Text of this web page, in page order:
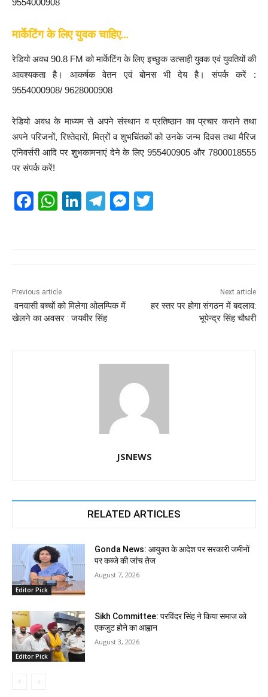
9554000908
मार्केटिंग के लिए युवक चाहिए…
रेडियो अवध 90.8 FM को मार्केटिंग के लिए इच्छुक उत्साही युवक एवं युवतियों की
आवश्यकता है। आकर्षक वेतन एवं बोनस भी देय है। संपर्क करें :
9554000908/ 9628000908
रेडियो अवध के माध्यम से अपने संस्थान व प्रतिष्ठान का प्रचार कराने तथा
अपने परिजनों, रिश्तेदारों, मित्रों व शुभचिंतकों को उनके जन्म दिवस तथा मैरिज
एनिवर्सरी आदि पर शुभकामनाएं देने के लिए 955400905 और 7800018555
पर संपर्क करें!
F
o
o
W
p
p
Li
T
m
M
Previous article
वनवासी बच्चों को मिलेगा ओलम्पिक में
खेलने का अवसर : जयवीर सिंह
Next article
हर स्तर पर होगा संगठन में बदलाव:
भूपेन्द्र सिंह चौधरी
JSNEWS
RELATED ARTICLES
Editor Pick
Gonda News: आयुक्त के आदेश पर सरकारी जमीनों
पर कब्जे की जांच तेज
August 7, 2026
Editor Pick
Sikh Committee: परविंदर सिंह ने किया समाज को
एकजुट होने का आह्वान
August 3, 2026